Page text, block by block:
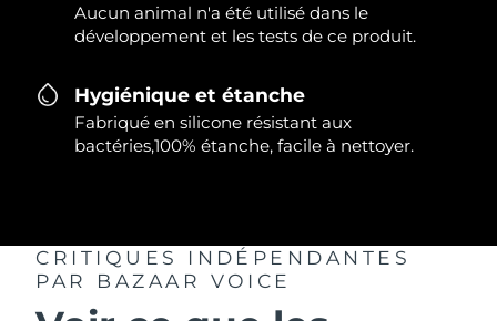
Aucun animal n'a été utilisé dans le
développement et les tests de ce produit.
Hygiénique et étanche
Fabriqué en silicone résistant aux
bactéries,100% étanche, facile à nettoyer.
CRITIQUES INDÉPENDANTES
PAR BAZAAR VOICE